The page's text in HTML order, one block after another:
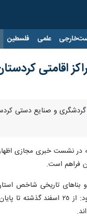
علمی فلسطین